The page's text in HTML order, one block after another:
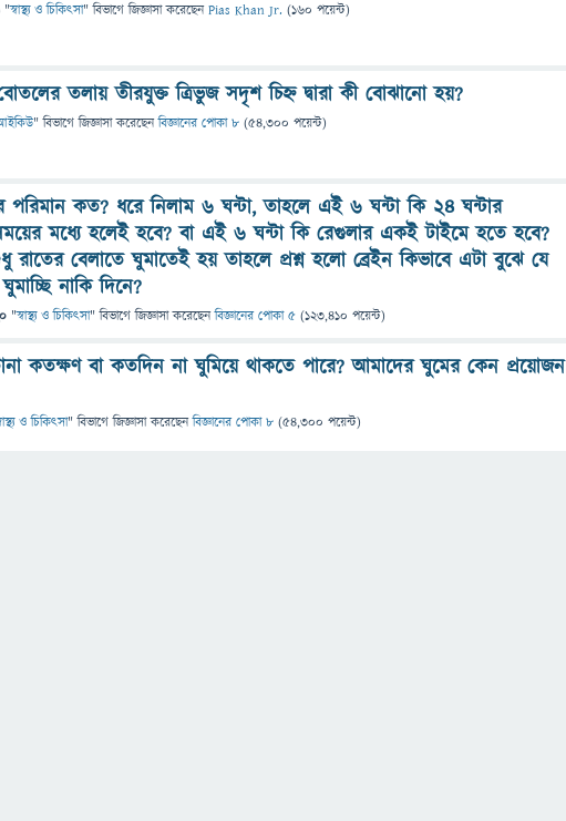
"স্বাস্থ্য ও চিকিৎসা" বিভাগে জিজ্ঞাসাকরেছেনPias Khan Jr. (160 পয়েন্ট)
তলায় তীরযুক্ত ত্রিভুজ সদৃশ চিহ্ন দ্বারা কী বােঝানাে হয়?
" বিভাগে জিজ্ঞাসাকরেছেনবিজ্ঞানের পোকা ৮ (54,300 পয়েন্ট)
পরিমান কত? ধরে নিলাম ৬ ঘন্টা, তাহলে এই ৬ ঘন্টা কি ২৪ ঘন্টার
মধ্যে হলেই হবে? বা এই ৬ ঘন্টা কি রেগুলার একই টাইমে হতে হবে?
বেলাতে ঘুমাতেই হয় তাহলে প্রশ্ন হলো ব্রেইন কিভাবে এটা বুঝে যে
নাকি দিনে?
"স্বাস্থ্য ও চিকিৎসা" বিভাগে জিজ্ঞাসাকরেছেনবিজ্ঞানের পোকা ৫ (123,410 পয়েন্ট)
কতক্ষণ বা কতদিন না ঘুমিয়ে থাকতে পারে? আমাদের ঘুমের কেন প্রয়োজন
ও চিকিৎসা" বিভাগে জিজ্ঞাসাকরেছেনবিজ্ঞানের পোকা ৮ (54,300 পয়েন্ট)